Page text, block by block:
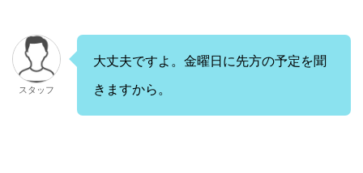
スタッフ
大丈夫ですよ。金曜日に先方の予定を聞
きますから。